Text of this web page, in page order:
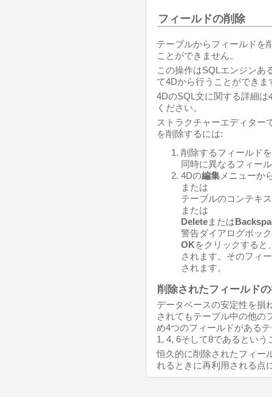
フィールドの削除
テーブルからフィールドを
ことができません。
この操作はSQLエンジンあ
て4Dから行うことができま
4DのSQL文に関する詳細は
ください。
ストラクチャーエディター
を削除するには:
削除するフィールド
同時に異なるフィー
4Dの編集 メニューか
または
テーブルのコンテキ
または
Deleteまたは
警告ダイアログボッ
OKをクリックすると
されます。そのフィ
されます。
削除されたフィールド
データベースの安定性を損
されてもテーブル中の他の
め4つのフィールドがある
1, 4, 6そして8であるとい
恒久的に削除されたフィー
れるときに再利用される点